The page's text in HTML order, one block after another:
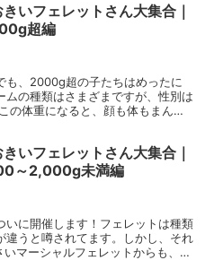
きいフェレットさん大集合｜
超編
も、2000g超の子たちはめったに
の種類はさまざまですが、性別は
の体重になると、顔も体もまんま
きいフェレットさん大集合｜
～2,000g未満編
いに開催します！フェレットは種類
違うと噂されてます。しかし、それ
マーシャルフェレットからも、特